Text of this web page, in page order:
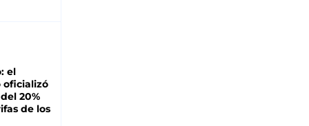
el
oficializó
20%
de los